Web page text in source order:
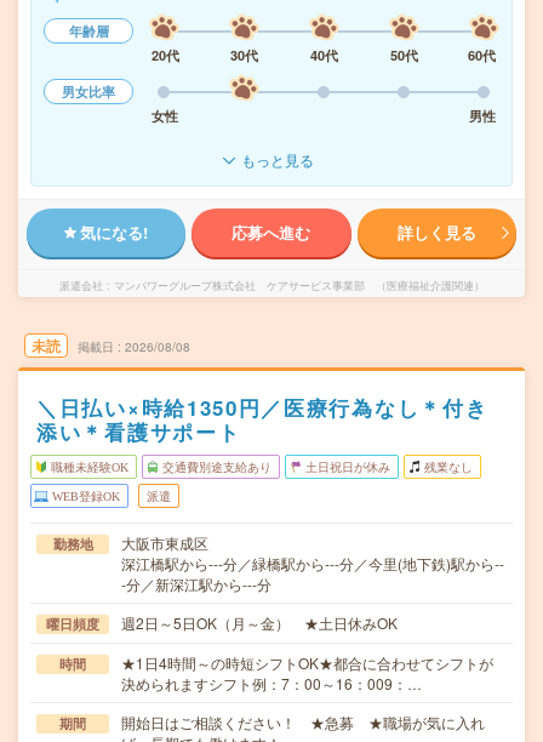
年齢層
20代
30代 40代 50代
60代
男女比率
女性
男性
もっと見る
気になる! 応募へ進む 詳しく見る
派遣会社 マンパワーグループ株式会社 ケアサービス事業部 （医療福祉介護関連）
未読 掲載日 2026/08/08
＼日払い×時給1350円／医療行為なし＊付き
添い＊看護サポート
職種未経験OK 交通費別途支給あり 土日祝日が休み 残業なし
WEB登録OK 派遣
勤務地
大阪市東成区
深江橋駅から---分／緑橋駅から---分／今里(地下鉄)駅から--
-分／新深江駅から---分
曜日頻度 週2日～5日OK（月～金） ★土日休みOK
時間
★1日4時間～の時短シフトOK★都合に合わせてシフトが
決められますシフト例：7：00～16：009：…
期間
開始日はご相談ください！ ★急募 ★職場が気に入れ